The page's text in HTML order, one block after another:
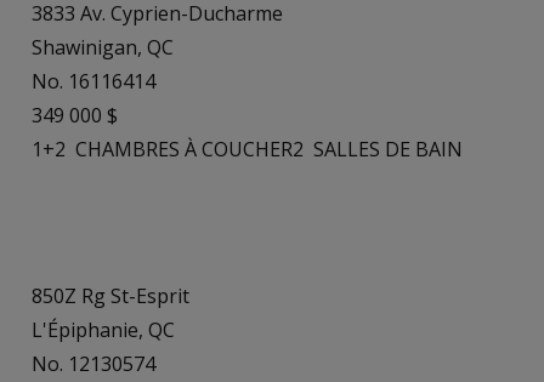
3833 Av. Cyprien-Ducharme
Shawinigan, QC
No. 16116414
349 000 $
1+2 CHAMBRES À COUCHER2 SALLES DE BAIN
850Z Rg St-Esprit
L'Épiphanie, QC
No. 12130574